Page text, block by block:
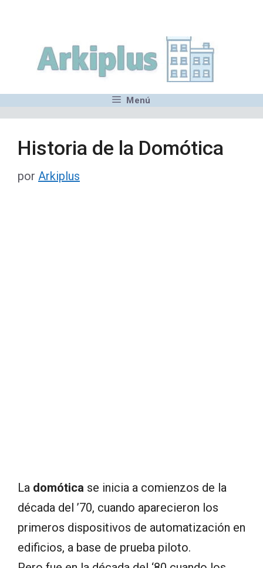
contenido
Menú
Historia de la Domótica
por Arkiplus
La domótica se inicia a comienzos de la
década del ’70, cuando aparecieron los
primeros dispositivos de automatización en
edificios, a base de prueba piloto.